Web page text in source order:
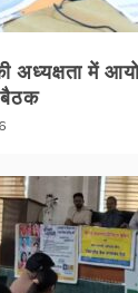
अध्यक्षता में
बैठक